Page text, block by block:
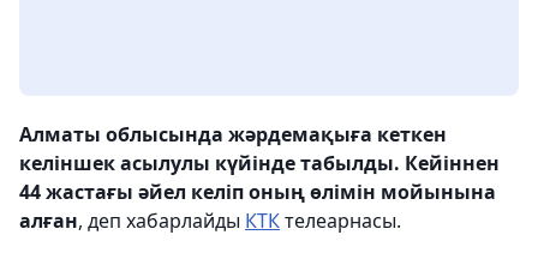
Алматы облысында жәрдемақыға кеткен
келіншек асылулы күйінде табылды. Кейіннен
44 жастағы әйел келіп оның өлімін мойынына
алған, деп хабарлайды КТКтелеарнасы.